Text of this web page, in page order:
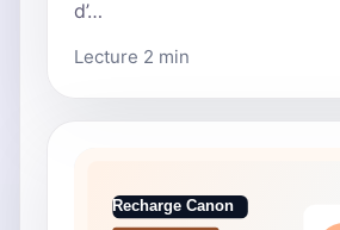
d’…
Lecture 2 min